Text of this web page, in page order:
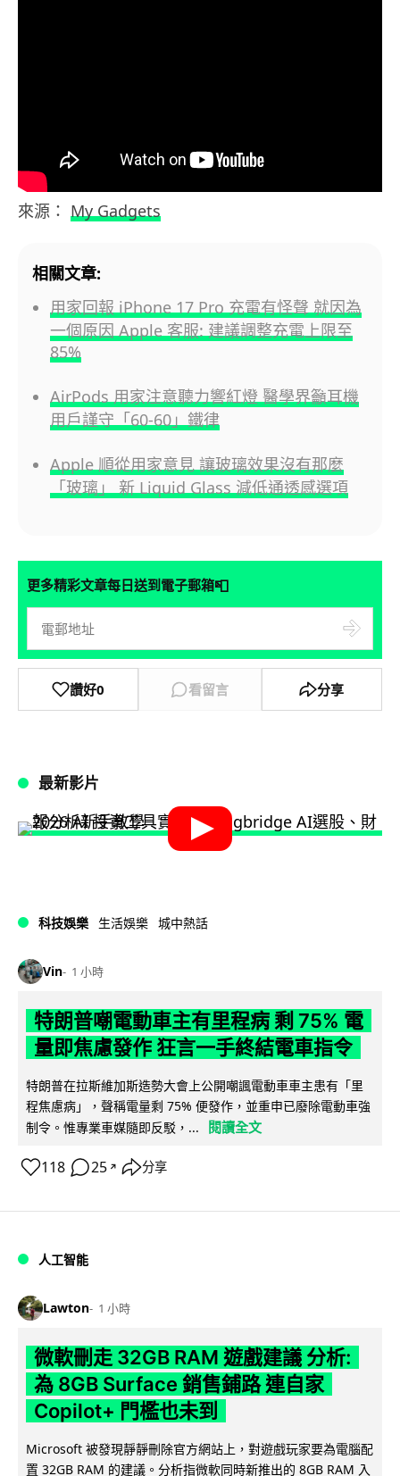
來源： My Gadgets
相關文章:
用家回報 iPhone 17 Pro 充電有怪聲 就因為
一個原因 Apple 客服: 建議調整充電上限至
85%
AirPods 用家注意聽力響紅燈 醫學界籲耳機
用戶謹守「60-60」鐵律
Apple 順從用家意見 讓玻璃效果沒有那麼
「玻璃」 新 Liquid Glass 減低通透感選項
更多精彩文章每日送到電子郵箱📮
讚好0 看留言 分享
最新影片
科技娛樂 生活娛樂 城中熱話
Vin 1 小時
特朗普嘲電動車主有里程病 剩 75% 電
量即焦慮發作 狂言一手終結電車指令
特朗普在拉斯維加斯造勢大會上公開嘲諷電動車車主患有「里
程焦慮病」，聲稱電量剩 75% 便發作，並重申已廢除電動車強
制令。惟專業車媒隨即反駁，...
閱讀全文
118 25 ↗ 分享
人工智能
Lawton 1 小時
微軟刪走 32GB RAM 遊戲建議 分析:
為 8GB Surface 銷售鋪路 連自家
Copilot+ 門檻也未到
Microsoft 被發現靜靜刪除官方網站上，對遊戲玩家要為電腦配
置 32GB RAM 的建議。分析指微軟同時新推出的 8GB RAM 入